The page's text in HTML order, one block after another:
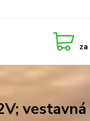
za
vestavná